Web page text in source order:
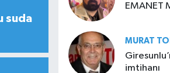
suda
EMANET
MURAT
imtihanı